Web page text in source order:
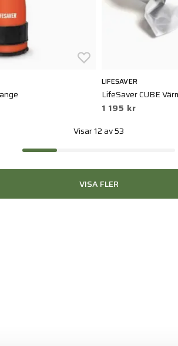
LIFESAVER
LifeSaver CUBE
1 195 kr
Visar 12 av 53
VISA FLER